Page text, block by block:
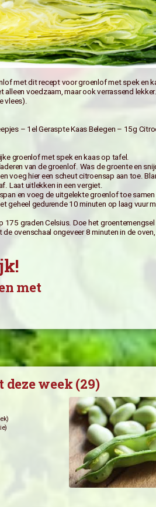
groenlof met dit recept voor
Niet alleen voedzaam, maar ook
stukje vlees).
– 1el Geraspte Kaas
heerlijke groenlof met spek en kaas
bladeren van de groenlof. Was
kook en voeg hier een scheut
af. Laat uitlekken in een vergiet.
hapjespan en voeg de uitgelekte
op 175 graden Celsius. Doe het
Zet de ovenschaal ongeveer 8
met